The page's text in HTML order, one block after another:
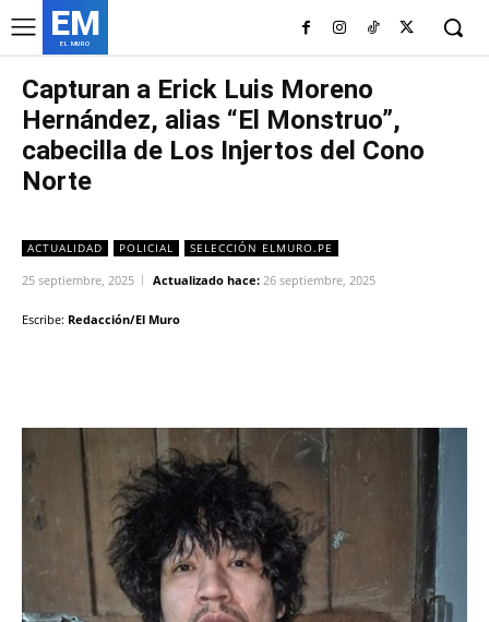
EM
EL MURO
Capturan a Erick Luis Moreno
Hernández, alias “El Monstruo”,
cabecilla de Los Injertos del Cono
Norte
ACTUALIDAD POLICIAL SELECCIÓN ELMURO.PE
25 septiembre, 2025 Actualizado hace: 26 septiembre, 2025
Escribe: Redacción/El Muro